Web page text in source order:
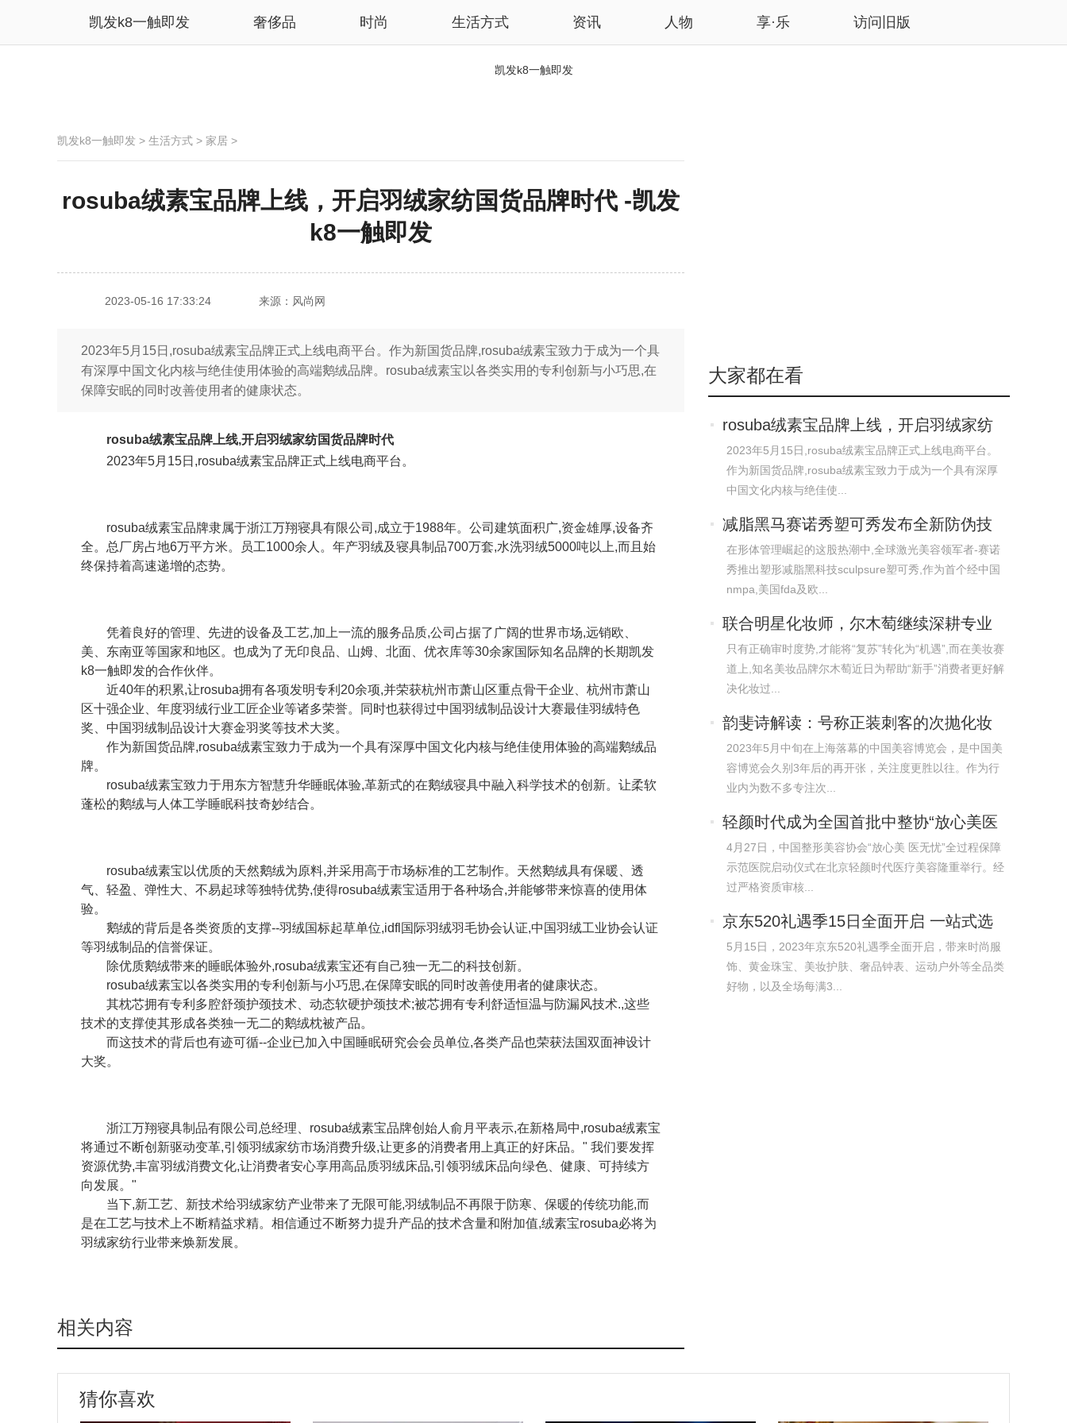
凯发k8一触即发 奢侈品 时尚 生活方式 资讯 人物 享·乐 访问旧版
凯发k8一触即发
凯发k8一触即发 > 生活方式 > 家居 >
rosuba绒素宝品牌上线，开启羽绒家纺国货品牌时代 -凯发
k8一触即发
2023-05-16 17:33:24 来源：风尚网
2023年5月15日,rosuba绒素宝品牌正式上线电商平台。作为新国货品牌,rosuba绒素宝致力于成为一个具
有深厚中国文化内核与绝佳使用体验的高端鹅绒品牌。rosuba绒素宝以各类实用的专利创新与小巧思,在
保障安眠的同时改善使用者的健康状态。
rosuba绒素宝品牌上线,开启羽绒家纺国货品牌时代
2023年5月15日,rosuba绒素宝品牌正式上线电商平台。
rosuba绒素宝品牌隶属于浙江万翔寝具有限公司,成立于1988年。公司建筑面积广,资金雄厚,设备齐
全。总厂房占地6万平方米。员工1000余人。年产羽绒及寝具制品700万套,水洗羽绒5000吨以上,而且始
终保持着高速递增的态势。
凭着良好的管理、先进的设备及工艺,加上一流的服务品质,公司占据了广阔的世界市场,远销欧、
美、东南亚等国家和地区。也成为了⽆印良品、⼭姆、北⾯、优⾐库等30余家国际知名品牌的⻓期凯发
k8一触即发的合作伙伴。
近40年的积累,让rosuba拥有各项发明专利20余项,并荣获杭州市萧⼭区重点⻣⼲企业、杭州市萧⼭
区⼗强企业、年度⽻绒⾏业⼯匠企业等诸多荣誉。同时也获得过中国⽻绒制品设计⼤赛最佳⽻绒特⾊
奖、中国⽻绒制品设计⼤赛⾦⽻奖等技术大奖。
作为新国货品牌,rosuba绒素宝致力于成为一个具有深厚中国文化内核与绝佳使用体验的高端鹅绒品
牌。
rosuba绒素宝致力于用东方智慧升华睡眠体验,革新式的在鹅绒寝具中融入科学技术的创新。让柔软
蓬松的鹅绒与人体工学睡眠科技奇妙结合。
rosuba绒素宝以优质的天然鹅绒为原料,并采用高于市场标准的工艺制作。天然鹅绒具有保暖、透
气、轻盈、弹性大、不易起球等独特优势,使得rosuba绒素宝适用于各种场合,并能够带来惊喜的使用体
验。
鹅绒的背后是各类资质的支撑--羽绒国标起草单位,idfl国际羽绒羽毛协会认证,中国羽绒工业协会认证
等羽绒制品的信誉保证。
除优质鹅绒带来的睡眠体验外,rosuba绒素宝还有自己独一无二的科技创新。
rosuba绒素宝以各类实用的专利创新与小巧思,在保障安眠的同时改善使用者的健康状态。
其枕芯拥有专利多腔舒颈护颈技术、动态软硬护颈技术;被芯拥有专利舒适恒温与防漏风技术.,这些
技术的支撑使其形成各类独一无二的鹅绒枕被产品。
而这技术的背后也有迹可循--企业已加入中国睡眠研究会会员单位,各类产品也荣获法国双面神设计
大奖。
浙江万翔寝具制品有限公司总经理、rosuba绒素宝品牌创始人俞月平表示,在新格局中,rosuba绒素宝
将通过不断创新驱动变革,引领羽绒家纺市场消费升级,让更多的消费者用上真正的好床品。" 我们要发挥
资源优势,丰富羽绒消费文化,让消费者安心享用高品质羽绒床品,引领羽绒床品向绿色、健康、可持续方
向发展。"
当下,新工艺、新技术给羽绒家纺产业带来了无限可能,羽绒制品不再限于防寒、保暖的传统功能,而
是在工艺与技术上不断精益求精。相信通过不断努力提升产品的技术含量和附加值,绒素宝rosuba必将为
羽绒家纺行业带来焕新发展。
大家都在看
rosuba绒素宝品牌上线，开启羽绒家纺
国货品
2023年5月15日,rosuba绒素宝品牌正式上线电商平台。
作为新国货品牌,rosuba绒素宝致力于成为一个具有深厚
中国文化内核与绝佳使...
减脂黑马赛诺秀塑可秀发布全新防伪技
术，解
在形体管理崛起的这股热潮中,全球激光美容领军者-赛诺
秀推出塑形减脂黑科技sculpsure塑可秀,作为首个经中国
nmpa,美国fda及欧...
联合明星化妆师，尔木萄继续深耕专业
美妆赛
只有正确审时度势,才能将“复苏”转化为“机遇”,而在美妆赛
道上,知名美妆品牌尔木萄近日为帮助“新手”消费者更好解
决化妆过...
韵斐诗解读：号称正装刺客的次抛化妆
品，是
2023年5月中旬在上海落幕的中国美容博览会，是中国美
容博览会久别3年后的再开张，关注度更胜以往。作为行
业内为数不多专注次...
轻颜时代成为全国首批中整协“放心美医
无忧
4月27日，中国整形美容协会“放心美 医无忧”全过程保障
示范医院启动仪式在北京轻颜时代医疗美容隆重举行。经
过严格资质审核...
京东520礼遇季15日全面开启 一站式选
购父
5月15日，2023年京东520礼遇季全面开启，带来时尚服
饰、黄金珠宝、美妆护肤、奢品钟表、运动户外等全品类
好物，以及全场每满3...
相关内容
猜你喜欢